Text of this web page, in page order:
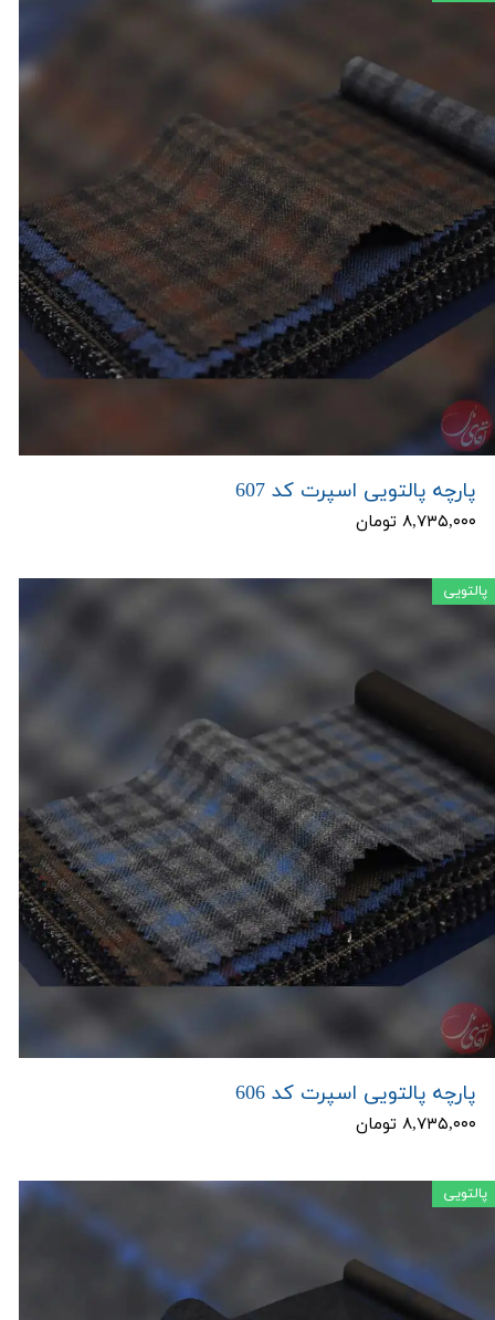
پارچه پالتویی اسپرت کد 607
۸,۷۳۵,۰۰۰ تومان
پارچه پالتویی اسپرت کد 606
۸,۷۳۵,۰۰۰ تومان
پالتویی
پالتویی